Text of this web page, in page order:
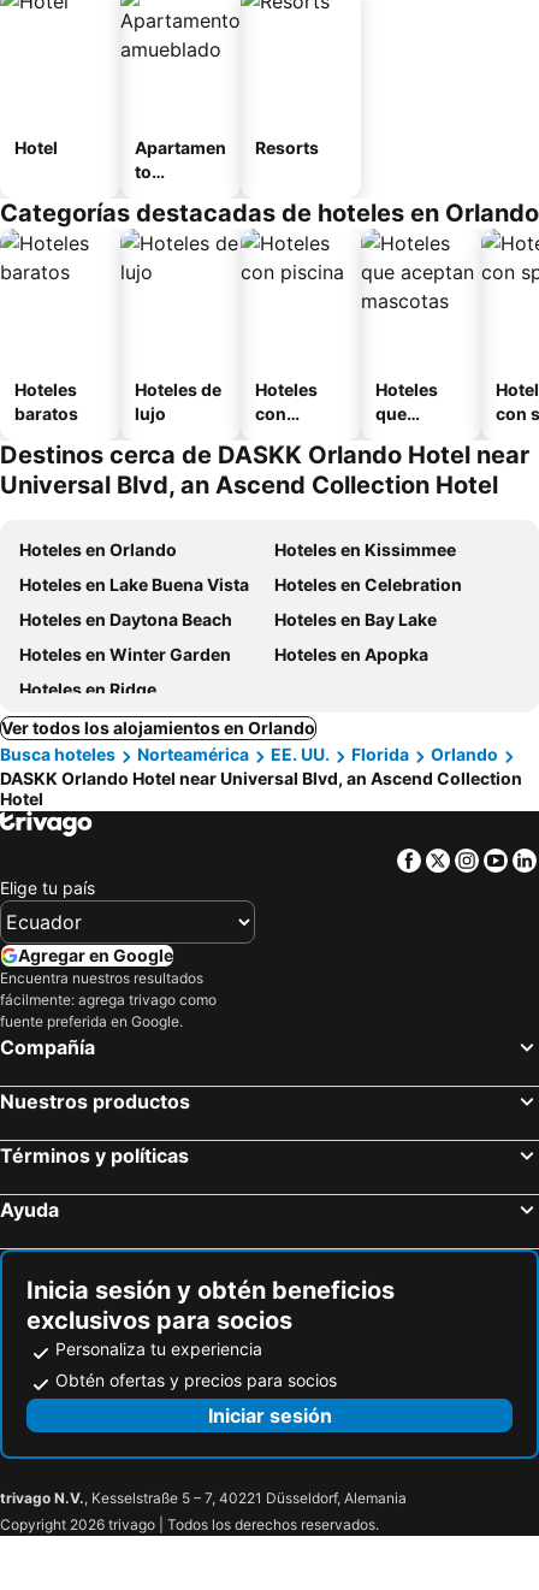
Hotel
Apartamen
to
o
Resorts
Categorías destacadas de hoteles en Orlando
Hoteles
baratos
Hoteles de
lujo
Hoteles
con
Hoteles
que
mascotas
con
Destinos cerca de DASKK Orlando Hotel near
Universal Blvd, an Ascend Collection Hotel
Hoteles en Orlando
Hoteles en Kissimmee
Hoteles en Lake Buena Vista
Hoteles en Celebration
Hoteles en Daytona Beach
Hoteles en Bay Lake
Hoteles en Winter Garden
Hoteles en Apopka
Hoteles en Ridge
Ver todos los alojamientos en Orlando
Busca hoteles
Norteamérica EE. UU. Florida
Orlando
DASKK Orlando Hotel near Universal Blvd, an Ascend Collection
Hotel
Facebook
Twitter
Elige tu país
Agregar en Google
Encuentra nuestros resultados
fácilmente: agrega trivago como
fuente preferida en Google.
Compañía
Nuestros productos
Términos y políticas
Ayuda
Inicia sesión y obtén beneficios
exclusivos para socios
Personaliza tu experiencia
Obtén ofertas y precios para socios
Iniciar sesión
trivago N.V., Kesselstraße 5 – 7, 40221 Düsseldorf, Alemania
Copyright 2026 trivago | Todos los derechos reservados.